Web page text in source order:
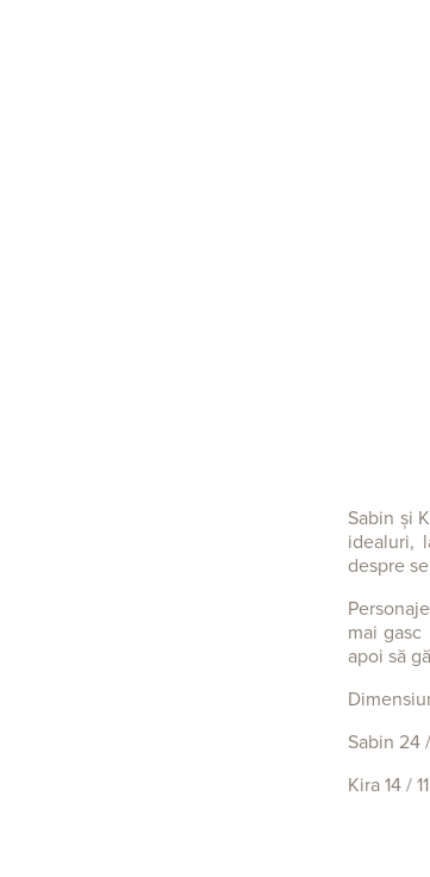
Sabin și
idealuri,
despre
mai
apoi să
Sabin 24
Kira 14 /